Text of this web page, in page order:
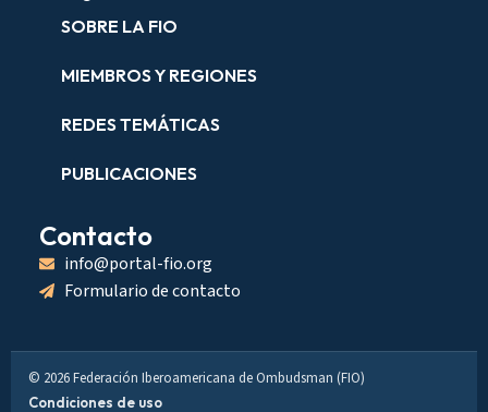
SOBRE LA FIO
MIEMBROS Y REGIONES
REDES TEMÁTICAS
PUBLICACIONES
Contacto
info@portal-fio.org
Formulario de contacto
© 2026 Federación Iberoamericana de Ombudsman (FIO)
Condiciones de uso